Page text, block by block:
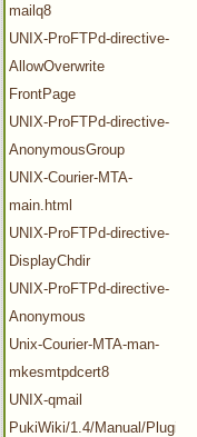
mailq8
UNIX-ProFTPd-directive-
AllowOverwrite
FrontPage
UNIX-ProFTPd-directive-
AnonymousGroup
UNIX-Courier-MTA-
main.html
UNIX-ProFTPd-directive-
DisplayChdir
UNIX-ProFTPd-directive-
Anonymous
Unix-Courier-MTA-man-
mkesmtpdcert8
UNIX-qmail
PukiWiki/1.4/Manual/Plugin/V-